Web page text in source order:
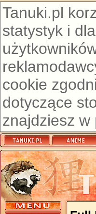
Tanuki.pl
statystyk i
cookie
dotyczące
znajdziesz w